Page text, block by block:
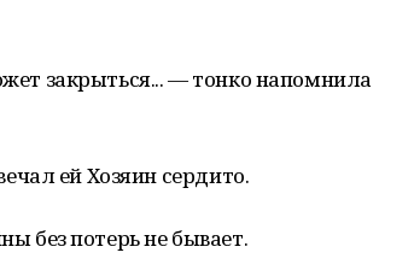
закрыться... — тонко напомнила
ей Хозяин сердито.
без потерь не бывает.